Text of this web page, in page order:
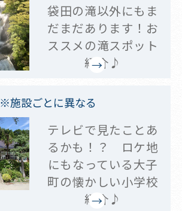
袋田の滝以外にもま
だまだあります！お
ススメの滝スポット
紹介♪
※施設ごとに異なる
テレビで見たことあ
るかも！？ ロケ地
にもなっている大子
町の懐かしい小学校
紹介♪